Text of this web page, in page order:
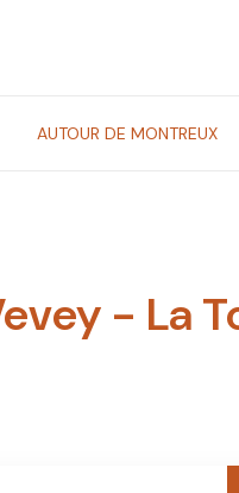
AUTOUR DE MONTREUX
- La